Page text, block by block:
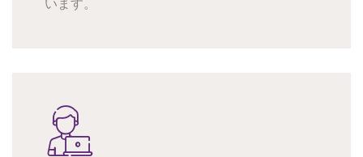
います。